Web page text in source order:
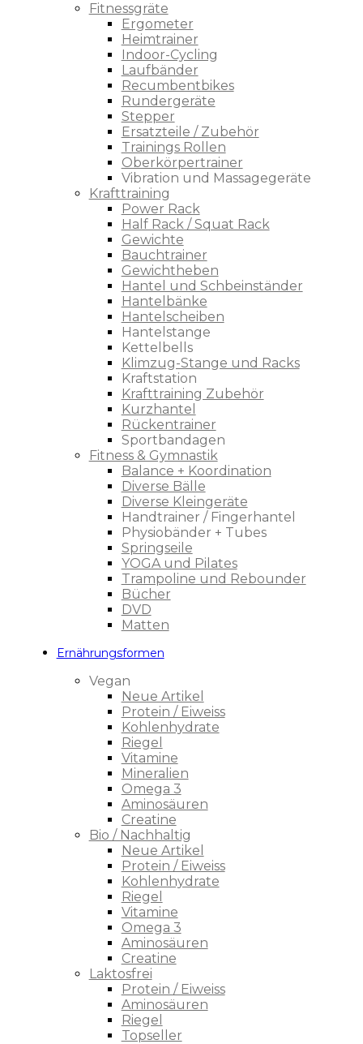
Fitnessgräte
Ergometer
Heimtrainer
Indoor-Cycling
Laufbänder
Recumbentbikes
Rundergeräte
Stepper
Ersatzteile / Zubehör
Trainings Rollen
Oberkörpertrainer
Vibration und Massagegeräte
Krafttraining
Power Rack
Half Rack / Squat Rack
Gewichte
Bauchtrainer
Gewichtheben
Hantel und Schbeinständer
Hantelbänke
Hantelscheiben
Hantelstange
Kettelbells
Klimzug-Stange und Racks
Kraftstation
Krafttraining Zubehör
Kurzhantel
Rückentrainer
Sportbandagen
Fitness & Gymnastik
Balance + Koordination
Diverse Bälle
Diverse Kleingeräte
Handtrainer / Fingerhantel
Physiobänder + Tubes
Springseile
YOGA und Pilates
Trampoline und Rebounder
Bücher
DVD
Matten
Ernährungsformen
Vegan
Neue Artikel
Protein / Eiweiss
Kohlenhydrate
Riegel
Vitamine
Mineralien
Omega 3
Aminosäuren
Creatine
Bio / Nachhaltig
Neue Artikel
Protein / Eiweiss
Kohlenhydrate
Riegel
Vitamine
Omega 3
Aminosäuren
Creatine
Laktosfrei
Protein / Eiweiss
Aminosäuren
Riegel
Topseller